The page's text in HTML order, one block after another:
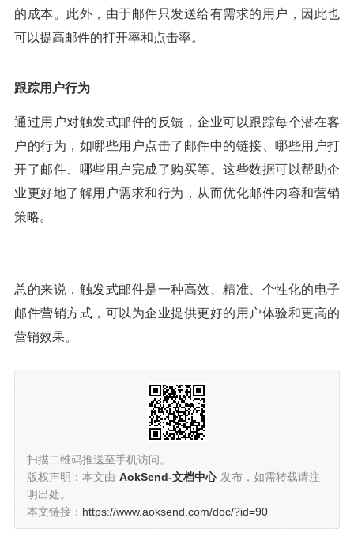
的成本。此外，由于邮件只发送给有需求的用户，因此也
可以提高邮件的打开率和点击率。
跟踪用户行为
通过用户对触发式邮件的反馈，企业可以跟踪每个潜在客
户的行为，如哪些用户点击了邮件中的链接、哪些用户打
开了邮件、哪些用户完成了购买等。这些数据可以帮助企
业更好地了解用户需求和行为，从而优化邮件内容和营销
策略。
总的来说，触发式邮件是一种高效、精准、个性化的电子
邮件营销方式，可以为企业提供更好的用户体验和更高的
营销效果。
扫描二维码推送至手机访问。
版权声明：本文由 AokSend-文档中心 发布，如需转载请注
明出处。
本文链接： https://www.aoksend.com/doc/?id=90